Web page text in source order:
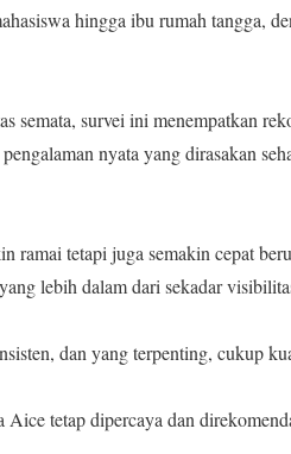
hingga ibu rumah tangga,
semata, survei ini menempatkan
nyata yang dirasakan
ramai tetapi juga semakin cepat
lebih dalam dari sekadar
dan yang terpenting, cukup
tetap dipercaya dan